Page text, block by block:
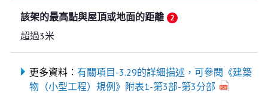
該架的最高點與屋頂或地面的距離
超過3米
更多資料： 有關項目-3.29的詳細描述，可參閱《建築
物（小型工程）規例》附表1-第3部-第3分部